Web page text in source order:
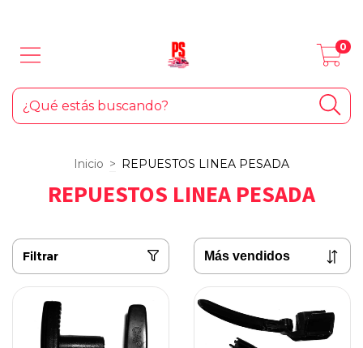
0
Inicio > REPUESTOS LINEA PESADA
REPUESTOS LINEA PESADA
Filtrar